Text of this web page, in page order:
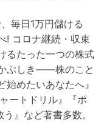
毎日1万円儲ける
! コロナ継続・収束
るたった一つの株式
ぶしき――株のこと
始めたいあなたへ』
ートドリル』『ポ
』など著書多数。